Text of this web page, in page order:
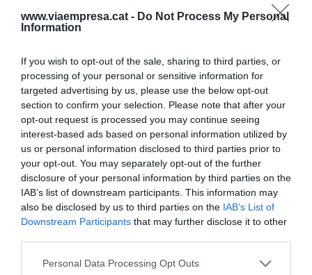
www.viaempresa.cat - Do Not Process My Personal
Information
If you wish to opt-out of the sale, sharing to third parties, or
processing of your personal or sensitive information for
targeted advertising by us, please use the below opt-out
section to confirm your selection. Please note that after your
opt-out request is processed you may continue seeing
interest-based ads based on personal information utilized by
us or personal information disclosed to third parties prior to
your opt-out. You may separately opt-out of the further
disclosure of your personal information by third parties on the
IAB’s list of downstream participants. This information may
also be disclosed by us to third parties on the IAB’s List of
Downstream Participants that may further disclose it to other
Personal Data Processing Opt Outs
a les grans concentracions urbanes". "Aquests
són, sens dubte, els grans reptes de present i
conclòs.
AfegirVIA Empresacom a font preferida de
Google de forma gratuïta
Estigues informat amb les últimes notícies d'actualitat
ACTIVAR ARA